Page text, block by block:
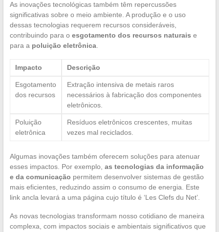
As inovações tecnológicas também têm repercussões
significativas sobre o meio ambiente. A produção e o uso
dessas tecnologias requerem recursos consideráveis,
contribuindo para o esgotamento dos recursos naturais e
para a poluição eletrônica.
Impacto Descrição
Esgotamento
dos recursos
Extração intensiva de metais raros
necessários à fabricação dos componentes
eletrônicos.
Poluição
eletrônica
Resíduos eletrônicos crescentes, muitas
vezes mal reciclados.
Algumas inovações também oferecem soluções para atenuar
esses impactos. Por exemplo, as tecnologias da informação
e da comunicação permitem desenvolver sistemas de gestão
mais eficientes, reduzindo assim o consumo de energia. Este
link ancla levará a uma página cujo título é ‘Les Clefs du Net’.
As novas tecnologias transformam nosso cotidiano de maneira
complexa, com impactos sociais e ambientais significativos que